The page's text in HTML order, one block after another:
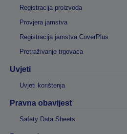
Registracija proizvoda
Provjera jamstva
Registracija jamstva CoverPlus
Pretraživanje trgovaca
Uvjeti
Uvjeti korištenja
Pravna obavijest
Safety Data Sheets